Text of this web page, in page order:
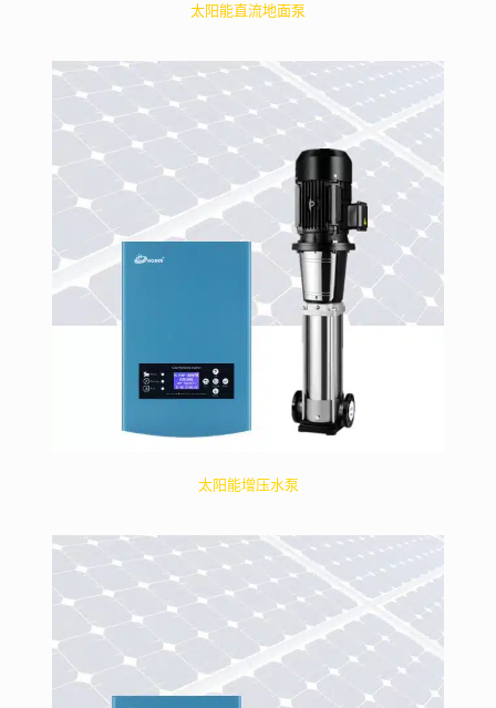
太阳能直流地面泵
太阳能增压水泵